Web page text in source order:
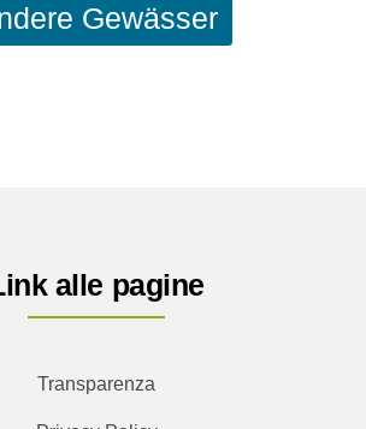
Gewässer
alle pagine
Transparenza